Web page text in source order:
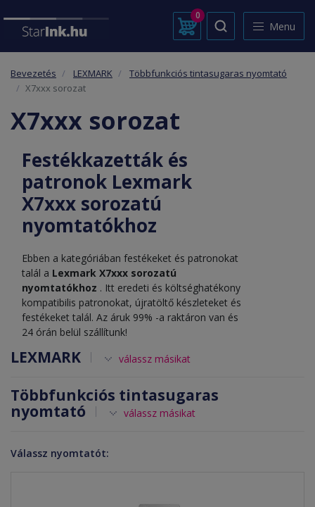
0
Menu
Bevezetés LEXMARK
Többfunkciós tintasugaras nyomtató
X7xxx sorozat
X7xxx sorozat
Festékkazetták és
patronok Lexmark
X7xxx sorozatú
nyomtatókhoz
Ebben a kategóriában festékeket és patronokat
talál a Lexmark X7xxx sorozatú
nyomtatókhoz . Itt eredeti és költséghatékony
kompatibilis patronokat, újratöltő készleteket és
festékeket talál. Az áruk 99% -a raktáron van és
24 órán belül szállítunk!
LEXMARK válassz másikat
Többfunkciós tintasugaras
nyomtató
válassz másikat
Válassz nyomtatót: